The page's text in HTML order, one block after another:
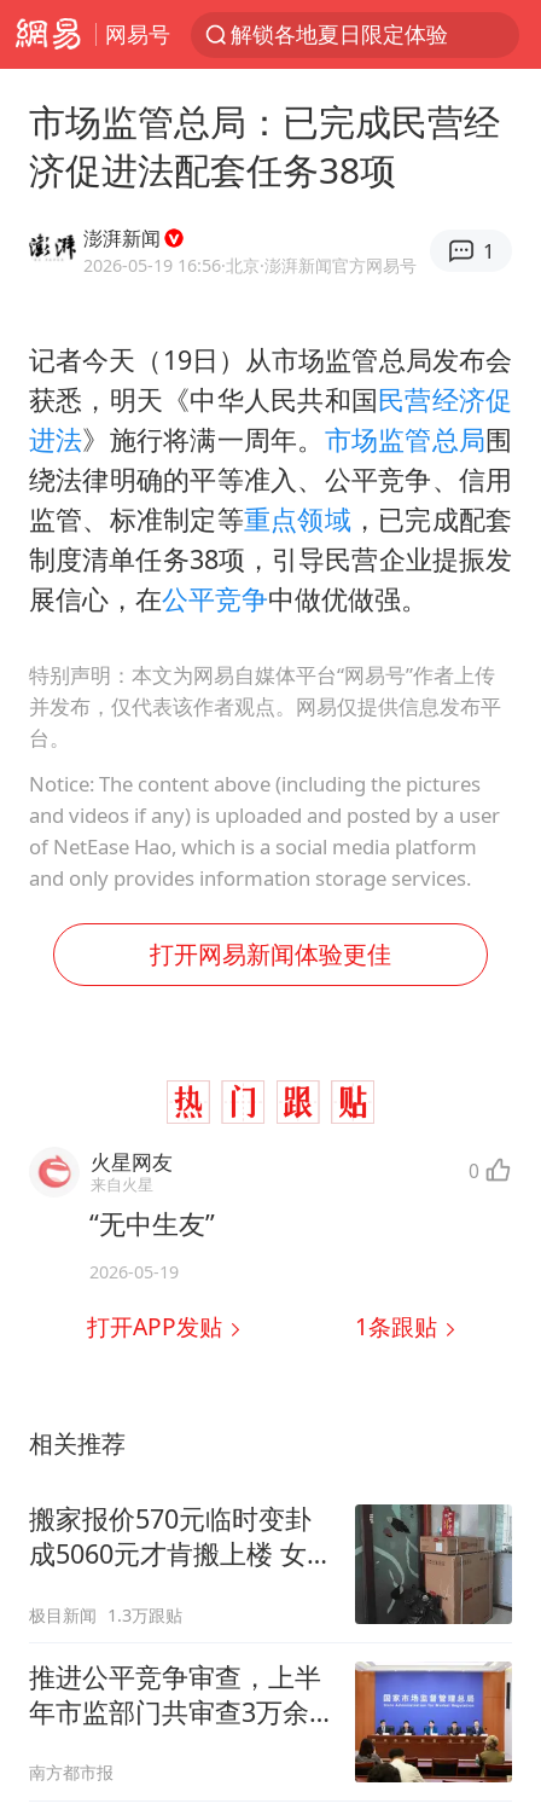
网易号
解锁各地夏日限定体验
男童模仿奥特曼从高处跳下致骨折
浙江台州《告全体市民书》
女主硬加吻戏短剧已下架
上海多家景点临时闭园或调整运营时间
郑丽文：台湾从来没有“独立”过
董璇小酒窝朵朵为佟丽娅庆生
西贝创始人贾国龙押注鲜羊赛道
美国AI开始攻击真人了
人民的健康、体质、幸福一脉相承
市场监管总局：已完成民营经
济促进法配套任务38项
澎湃新闻
2026-05-19 16:56·北京·澎湃新闻官方网易号
1
记者今天（19日）从市场监管总局发布会
获悉，明天《中华人民共和国民营经济促
进法》施行将满一周年。 市场监管总局围
绕法律明确的平等准入、公平竞争、信用
监管、标准制定等重点领域，已完成配套
制度清单任务38项，引导民营企业提振发
展信心，在公平竞争中做优做强。
特别声明：本文为网易自媒体平台“网易号”作者上传
并发布，仅代表该作者观点。网易仅提供信息发布平
台。
Notice: The content above (including the pictures
and videos if any) is uploaded and posted by a user
of NetEase Hao, which is a social media platform
and only provides information storage services.
打开网易新闻体验更佳
火星网友
来自火星 0
“无中生友”
2026-05-19
打开APP发贴 1条跟贴
相关推荐
搬家报价570元临时变卦
成5060元才肯搬上楼 女子
极目新闻 1.3万跟贴
推进公平竞争审查，上半
年市监部门共审查3万余
南方都市报